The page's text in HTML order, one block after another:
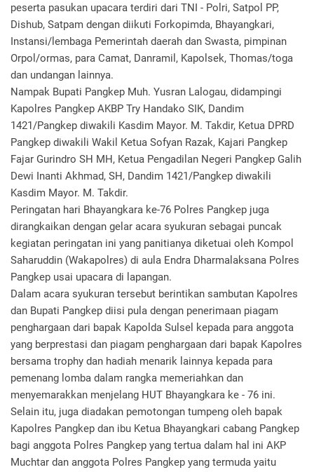
peserta pasukan upacara terdiri dari TNI - Polri, Satpol PP,
Dishub, Satpam dengan diikuti Forkopimda, Bhayangkari,
Instansi/lembaga Pemerintah daerah dan Swasta, pimpinan
Orpol/ormas, para Camat, Danramil, Kapolsek, Thomas/toga
dan undangan lainnya.
Nampak Bupati Pangkep Muh. Yusran Lalogau, didampingi
Kapolres Pangkep AKBP Try Handako SIK, Dandim
1421/Pangkep diwakili Kasdim Mayor. M. Takdir, Ketua DPRD
Pangkep diwakili Wakil Ketua Sofyan Razak, Kajari Pangkep
Fajar Gurindro SH MH, Ketua Pengadilan Negeri Pangkep Galih
Dewi Inanti Akhmad, SH, Dandim 1421/Pangkep diwakili
Kasdim Mayor. M. Takdir.
Peringatan hari Bhayangkara ke-76 Polres Pangkep juga
dirangkaikan dengan gelar acara syukuran sebagai puncak
kegiatan peringatan ini yang panitianya diketuai oleh Kompol
Saharuddin (Wakapolres) di aula Endra Dharmalaksana Polres
Pangkep usai upacara di lapangan.
Dalam acara syukuran tersebut berintikan sambutan Kapolres
dan Bupati Pangkep diisi pula dengan penerimaan piagam
penghargaan dari bapak Kapolda Sulsel kepada para anggota
yang berprestasi dan piagam penghargaan dari bapak Kapolres
bersama trophy dan hadiah menarik lainnya kepada para
pemenang lomba dalam rangka memeriahkan dan
menyemarakkan menjelang HUT Bhayangkara ke - 76 ini.
Selain itu, juga diadakan pemotongan tumpeng oleh bapak
Kapolres Pangkep dan ibu Ketua Bhayangkari cabang Pangkep
bagi anggota Polres Pangkep yang tertua dalam hal ini AKP
Muchtar dan anggota Polres Pangkep yang termuda yaitu